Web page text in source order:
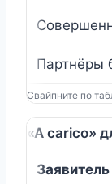
Партнёры
Свайпните по
«A carico»
Заявитель